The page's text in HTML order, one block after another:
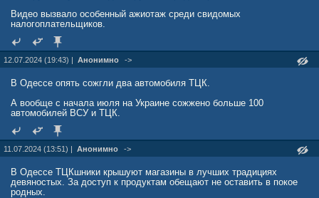
Видео вызвало особенный ажиотаж среди свидомых
налогоплательщиков.
12.07.2024 (19:43) | Анонимно ->
В Одессе опять сожгли два автомобиля ТЦК.
А вообще с начала июля на Украине сожжено больше 100
автомобилей ВСУ и ТЦК.
11.07.2024 (13:51) | Анонимно ->
В Одессе ТЦКшники крышуют магазины в лучших традициях
девяностых. За доступ к продуктам обещают не оставить в покое
родных.